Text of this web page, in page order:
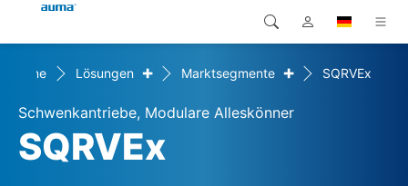
Produkte
Lösungen
Global
Europa
Suche
Home Lösungen + Marktsegmente + SQRVEx
Schwenkantriebe, Modulare Alleskönner
SQRVEx